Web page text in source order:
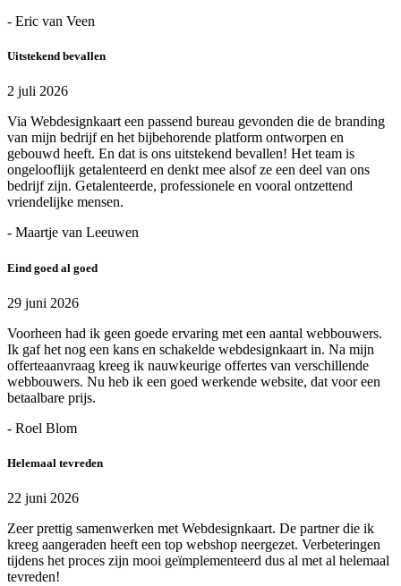
- Eric van Veen
Uitstekend bevallen
2 juli 2026
Via Webdesignkaart een passend bureau gevonden die de branding
van mijn bedrijf en het bijbehorende platform ontworpen en
gebouwd heeft. En dat is ons uitstekend bevallen! Het team is
ongelooflijk getalenteerd en denkt mee alsof ze een deel van ons
bedrijf zijn. Getalenteerde, professionele en vooral ontzettend
vriendelijke mensen.
- Maartje van Leeuwen
Eind goed al goed
29 juni 2026
Voorheen had ik geen goede ervaring met een aantal webbouwers.
Ik gaf het nog een kans en schakelde webdesignkaart in. Na mijn
offerteaanvraag kreeg ik nauwkeurige offertes van verschillende
webbouwers. Nu heb ik een goed werkende website, dat voor een
betaalbare prijs.
- Roel Blom
Helemaal tevreden
22 juni 2026
Zeer prettig samenwerken met Webdesignkaart. De partner die ik
kreeg aangeraden heeft een top webshop neergezet. Verbeteringen
tijdens het proces zijn mooi geïmplementeerd dus al met al helemaal
tevreden!